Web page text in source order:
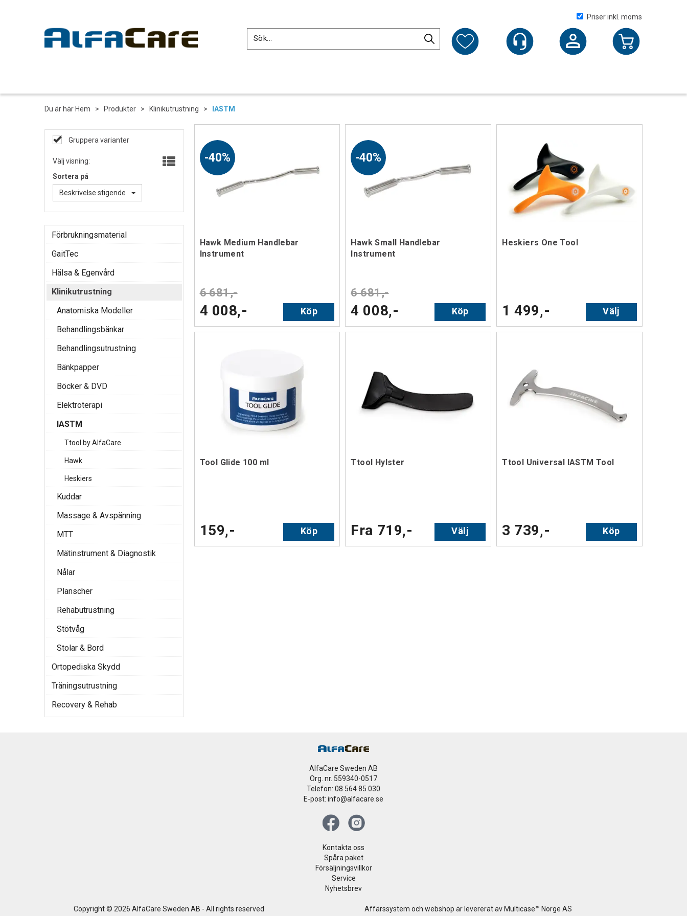
Priser inkl. moms
Du är här Hem > Produkter > Klinikutrustning > IASTM
Gruppera varianter
Välj visning:
Sortera på
Beskrivelse stigende
Förbrukningsmaterial
GaitTec
Hälsa & Egenvård
Klinikutrustning
Anatomiska Modeller
Behandlingsbänkar
Behandlingsutrustning
Bänkpapper
Böcker & DVD
Elektroterapi
IASTM
Ttool by AlfaCare
Hawk
Heskiers
Kuddar
Massage & Avspänning
MTT
Mätinstrument & Diagnostik
Nålar
Planscher
Rehabutrustning
Stötvåg
Stolar & Bord
Ortopediska Skydd
Träningsutrustning
Recovery & Rehab
40%
Hawk Medium Handlebar
Instrument
6 681,-
4 008,- Köp
40%
Hawk Small Handlebar
Instrument
6 681,-
4 008,- Köp
Heskiers One Tool
1 499,- Välj
Tool Glide 100 ml
159,- Köp
Ttool Hylster
Fra 719,- Välj
Ttool Universal IASTM Tool
3 739,- Köp
AlfaCare Sweden AB
Org. nr. 559340-0517
Telefon: 08 564 85 030
E-post: info@alfacare.se
Kontakta oss
Spåra paket
Försäljningsvillkor
Service
Nyhetsbrev
Copyright © 2026 AlfaCare Sweden AB - All rights reserved Affärssystem och webshop är levererat av Multicase™ Norge AS